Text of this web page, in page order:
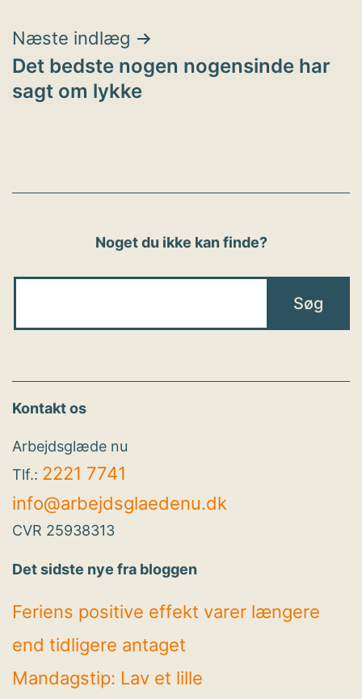
Næste indlæg
Det bedste nogen nogensinde har
sagt om lykke
Noget du ikke kan finde?
Kontakt os
Arbejdsglæde nu
Tlf.: 2221 7741
info@arbejdsglaedenu.dk
CVR 25938313
Det sidste nye fra bloggen
Feriens positive effekt varer længere
end tidligere antaget
Mandagstip: Lav et lille